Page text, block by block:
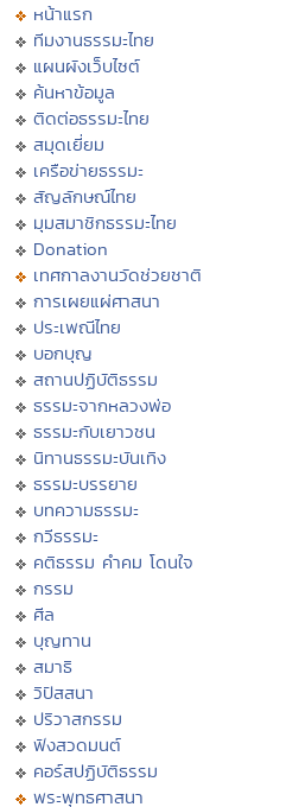
หน้าแรก
ทีมงานธรรมะไทย
แผนผังเว็บไซต์
ค้นหาข้อมูล
ติดต่อธรรมะไทย
สมุดเยี่ยม
เครือข่ายธรรมะ
สัญลักษณ์ไทย
มุมสมาชิกธรรมะไทย
Donation
เทศกาลงานวัดช่วยชาติ
การเผยแผ่ศาสนา
ประเพณีไทย
บอกบุญ
สถานปฏิบัติธรรม
ธรรมะจากหลวงพ่อ
ธรรมะกับเยาวชน
นิทานธรรมะบันเทิง
ธรรมะบรรยาย
บทความธรรมะ
กวีธรรมะ
คติธรรม คำคม โดนใจ
กรรม
ศีล
บุญทาน
สมาธิ
วิปัสสนา
ปริวาสกรรม
ฟังสวดมนต์
คอร์สปฏิบัติธรรม
พระพุทธศาสนา